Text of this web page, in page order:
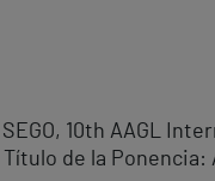
10th AAGL
de la